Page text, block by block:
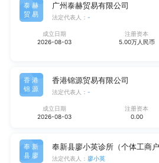
泰赫
贸易
广州泰赫贸易有限公司
法定代表人： -
成立日期
2026-08-03
注册资本
5.00万人民币
香港
锦源
香港锦源贸易有限公司
法定代表人： -
成立日期
2026-08-03
注册资本
0.00
奉新
县廖
奉新县廖小英诊所（个体工商户
法定代表人： 廖小英